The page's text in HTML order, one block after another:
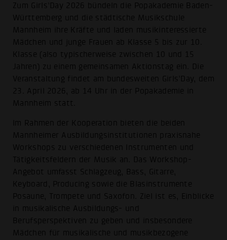
Zum Girls’Day 2026 bündeln die Popakademie Baden-
Württemberg und die städtische Musikschule
Mannheim ihre Kräfte und laden musikinteressierte
Mädchen und junge Frauen ab Klasse 5 bis zur 10.
Klasse (also typischerweise zwischen 10 und 15
Jahren) zu einem gemeinsamen Aktionstag ein. Die
Veranstaltung findet am bundesweiten Girls’Day, dem
23. April 2026, ab 14 Uhr in der Popakademie in
Mannheim statt.
Im Rahmen der Kooperation bieten die beiden
Mannheimer Ausbildungsinstitutionen praxisnahe
Workshops zu verschiedenen Instrumenten und
Tätigkeitsfeldern der Musik an. Das Workshop-
Angebot umfasst Schlagzeug, Bass, Gitarre,
Keyboard, Producing sowie die Blasinstrumente
Posaune, Trompete und Saxofon. Ziel ist es, Einblicke
in musikalische Ausbildungs- und
Berufsperspektiven zu geben und insbesondere
Mädchen für musikalische und musikbezogene